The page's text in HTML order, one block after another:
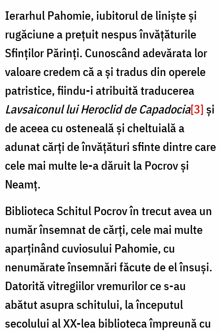
Ierarhul Pahomie, iubitorul de liniște și
rugăciune a prețuit nespus învățăturile
Sfinților Părinți. Cunoscând adevărata lor
valoare credem că a și tradus din operele
patristice, fiindu-i atribuită traducerea
Lavsaiconul lui Heroclid de Capadocia[3]și
de aceea cu osteneală și cheltuială a
adunat cărți de învățături sfinte dintre care
cele mai multe le-a dăruit la Pocrov și
Neamț.
Biblioteca Schitul Pocrov în trecut avea un
număr însemnat de cărţi, cele mai multe
aparţinând cuviosului Pahomie, cu
nenumărate însemnări făcute de el însuşi.
Datorită vitregiilor vremurilor ce s-au
abătut asupra schitului, la începutul
secolului al XX-lea biblioteca împreună cu